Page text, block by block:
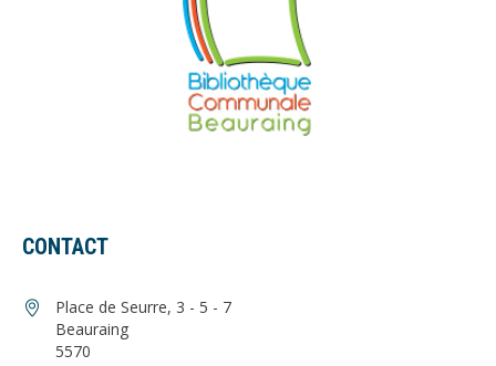
CONTACT
Place de Seurre, 3 - 5 - 7
Beauraing
5570